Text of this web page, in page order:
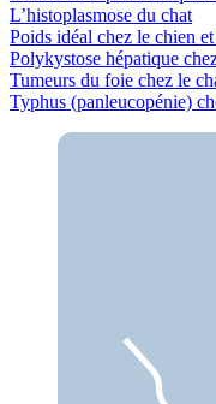
L’histoplasmose du chat
Poids idéal chez le chien
Polykystose hépatique
Tumeurs du foie chez le
Typhus (panleucopénie)